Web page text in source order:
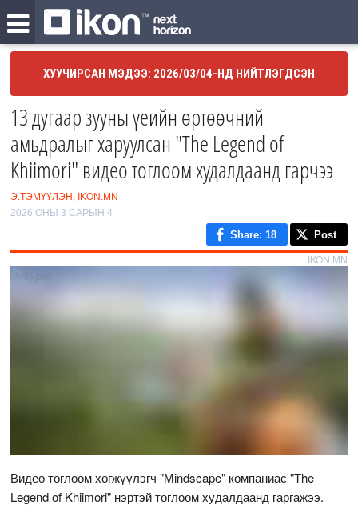
ХУУЧИРСАН МЭДЭЭ: 2026/03/04-НД НИЙТЛЭГДСЭН
13 дугаар зууны үеийн өртөөчний
амьдралыг харуулсан "The Legend of
Khiimori" видео тоглоом худалдаанд гарчээ
Э.ТЭМҮҮЛЭН, IKON.MN
2026 ОНЫ 3 САРЫН 4
Share: 18 Post
IKON.MN
Видео тоглоом хөгжүүлэгч "Mindscape" компаниас "The
Legend of Khiimori" нэртэй тоглоом худалдаанд гаргажээ.